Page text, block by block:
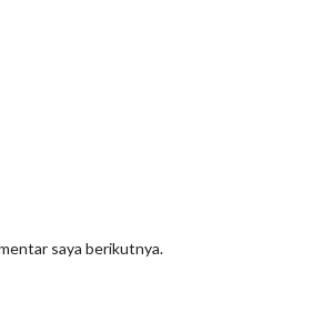
saya berikutnya.